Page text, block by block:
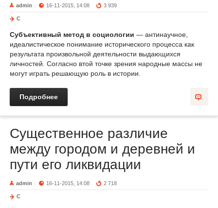
admin 16-11-2015, 14:08 3 939
С
Субъективный метод в социологии — антинаучное,
идеалистическое понимание исторического процесса как
результата произвольной деятельности выдающихся
личностей. Согласно втой точке зрения народные массы не
могут играть решающую роль в истории.
Подробнее
Существенное различие
между городом и деревней и
пути его ликвидации
admin 16-11-2015, 14:08 2 718
С